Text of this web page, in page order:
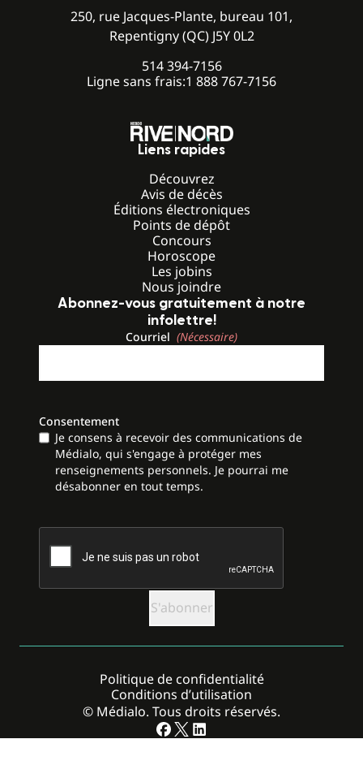
250, rue Jacques-Plante, bureau 101,
Repentigny (QC) J5Y 0L2
514 394-7156
Ligne sans frais:1 888 767-7156
Liens rapides
Découvrez
Avis de décès
Éditions électroniques
Points de dépôt
Concours
Horoscope
Les jobins
Nous joindre
Abonnez-vous gratuitement à notre
infolettre!
Courriel (Nécessaire)
Consentement
Je consens à recevoir des communications de
Médialo, qui s'engage à protéger mes
renseignements personnels. Je pourrai me
désabonner en tout temps.
CAPTCHA
© Médialo. Tous droits réservés.
Politique de confidentialité
Conditions d’utilisation